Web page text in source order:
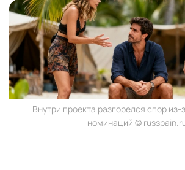
Внутри проекта разгорелся спор из-
номинаций ©